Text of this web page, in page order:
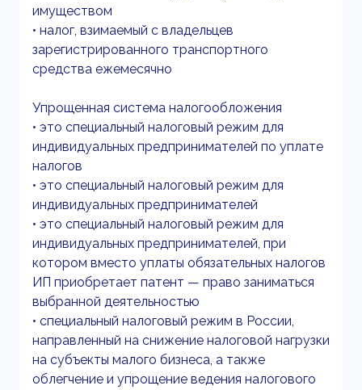
имуществом
• налог, взимаемый с владельцев
зарегистрированного транспортного
средства ежемесячно
Упрощенная система налогообложения
• это специальный налоговый режим для
индивидуальных предпринимателей по уплате
налогов
• это специальный налоговый режим для
индивидуальных предпринимателей
• это специальный налоговый режим для
индивидуальных предпринимателей, при
котором вместо уплаты обязательных налогов
ИП приобретает патент — право заниматься
выбранной деятельностью
• специальный налоговый режим в России,
направленный на снижение налоговой нагрузки
на субъекты малого бизнеса, а также
облегчение и упрощение ведения налогового